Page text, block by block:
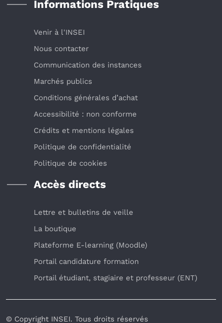
Informations Pratiques
Venir à l'INSEI
Nous contacter
Communication des instances
Marchés publics
Conditions générales d’achat
Accessibilité : non conforme
Crédits et mentions légales
Politique de confidentialité
Politique de cookies
Accès directs
Lettre et bulletins de veille
La boutique
Plateforme E-learning (Moodle)
Portail candidature formation
Portail étudiant, stagiaire et professeur (ENT)
© Copyright INSEI. Tous droits réservés